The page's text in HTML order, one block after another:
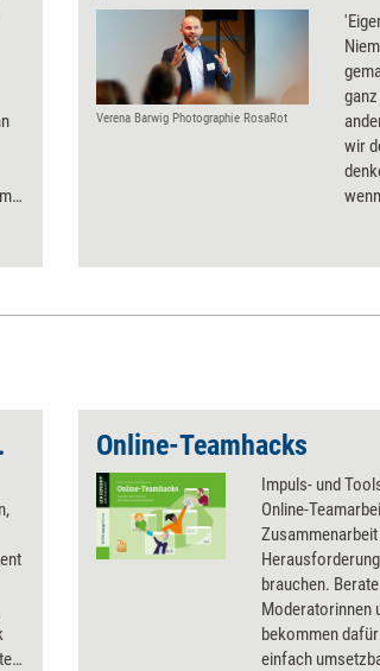
Verena Barwig Photographie RosaRot
wir
2006 Online-Teamhacks
Impuls- und
Online-
brauchen.
Moderatorinnen
bekommen
einfach